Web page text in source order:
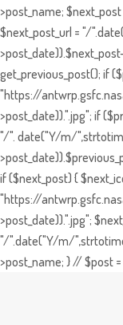
>post_name;
$next_post_url = "/
get_previous_post(); if
"https://
>post_date)).".jpg"; if
"/". date("Y/m/
if ($next_post) {
"https://
>post_date)).".jpg";
"/".date("Y/m/
>post_name; } // $post